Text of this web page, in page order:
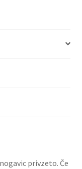
privzeto. Če